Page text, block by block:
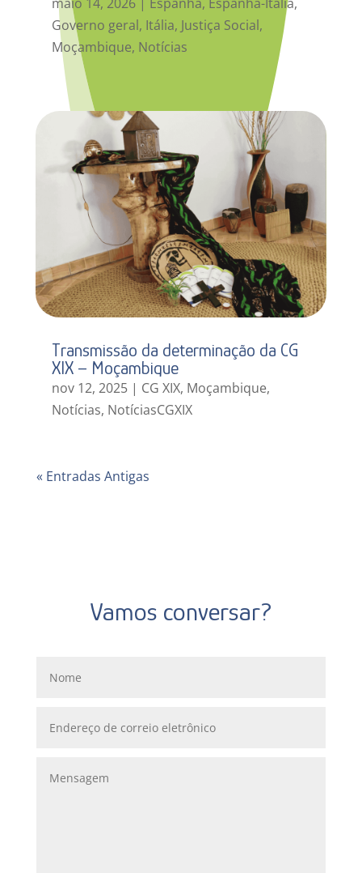
Governo geral, Itália, Justiça Social,
Moçambique, Notícias
Transmissão da determinação da CG
XIX – Moçambique
nov 12, 2025| CG XIX, Moçambique,
Notícias, NotíciasCGXIX
« Entradas Antigas
Vamos conversar?